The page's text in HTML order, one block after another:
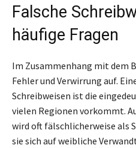
Falsche
häufige Fragen
Im Zusammenhang mit dem
Fehler und Verwirrung auf.
Schreibweisen ist die
vielen Regionen vorkommt.
wird oft fälschlicherweise als
sie sich auf weibliche